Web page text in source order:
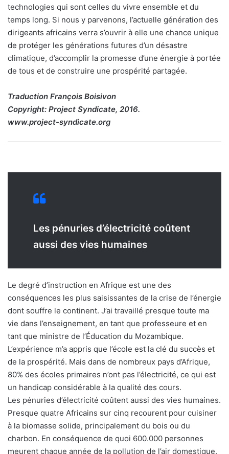
technologies qui sont celles du vivre ensemble et du
temps long. Si nous y parvenons, l’actuelle génération des
dirigeants africains verra s’ouvrir à elle une chance unique
de protéger les générations futures d’un désastre
climatique, d’accomplir la promesse d’une énergie à portée
de tous et de construire une prospérité partagée.
Traduction François Boisivon
Copyright: Project Syndicate, 2016.
www.project-syndicate.org
Les pénuries d’électricité coûtent
aussi des vies humaines
Le degré d’instruction en Afrique est une des
conséquences les plus saisissantes de la crise de l’énergie
dont souffre le continent. J’ai travaillé presque toute ma
vie dans l’enseignement, en tant que professeure et en
tant que ministre de l’Éducation du Mozambique.
L’expérience m’a appris que l’école est la clé du succès et
de la prospérité. Mais dans de nombreux pays d’Afrique,
80% des écoles primaires n’ont pas l’électricité, ce qui est
un handicap considérable à la qualité des cours.
Les pénuries d’électricité coûtent aussi des vies humaines.
Presque quatre Africains sur cinq recourent pour cuisiner
à la biomasse solide, principalement du bois ou du
charbon. En conséquence de quoi 600.000 personnes
meurent chaque année de la pollution de l’air domestique.